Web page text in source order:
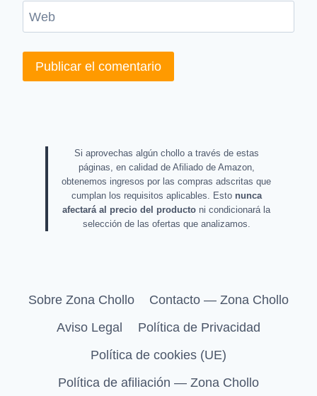
Web
Si aprovechas algún chollo a través de estas
páginas, en calidad de Afiliado de Amazon,
obtenemos ingresos por las compras adscritas que
cumplan los requisitos aplicables. Esto nunca
afectará al precio del producto ni condicionará la
selección de las ofertas que analizamos.
Sobre Zona Chollo
Contacto — Zona Chollo
Aviso Legal
Política de Privacidad
Política de cookies (UE)
Política de afiliación — Zona Chollo